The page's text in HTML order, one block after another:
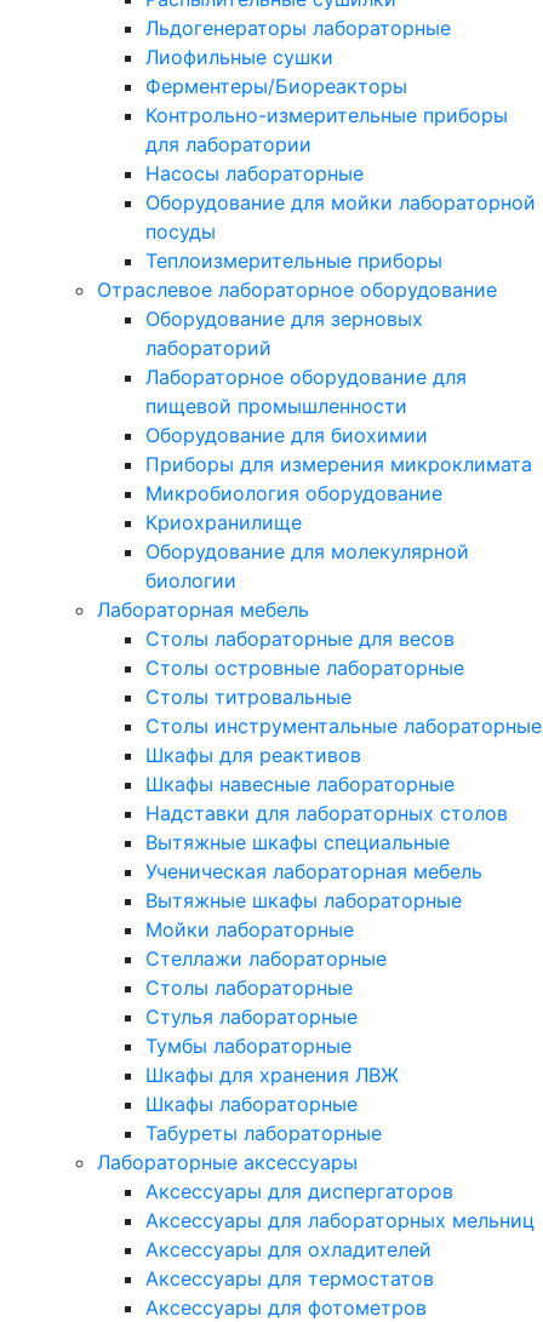
Льдогенераторы лабораторные
Лиофильные сушки
Ферментеры/Биореакторы
Контрольно-измерительные приборы
для лаборатории
Насосы лабораторные
Оборудование для мойки лабораторной
посуды
Теплоизмерительные приборы
Отраслевое лабораторное оборудование
Оборудование для зерновых
лабораторий
Лабораторное оборудование для
пищевой промышленности
Оборудование для биохимии
Приборы для измерения микроклимата
Микробиология оборудование
Криохранилище
Оборудование для молекулярной
биологии
Лабораторная мебель
Столы лабораторные для весов
Столы островные лабораторные
Столы титровальные
Столы инструментальные лабораторные
Шкафы для реактивов
Шкафы навесные лабораторные
Надставки для лабораторных столов
Вытяжные шкафы специальные
Ученическая лабораторная мебель
Вытяжные шкафы лабораторные
Мойки лабораторные
Стеллажи лабораторные
Столы лабораторные
Стулья лабораторные
Тумбы лабораторные
Шкафы для хранения ЛВЖ
Шкафы лабораторные
Табуреты лабораторные
Лабораторные аксессуары
Аксессуары для диспергаторов
Аксессуары для лабораторных мельниц
Аксессуары для охладителей
Аксессуары для термостатов
Аксессуары для фотометров